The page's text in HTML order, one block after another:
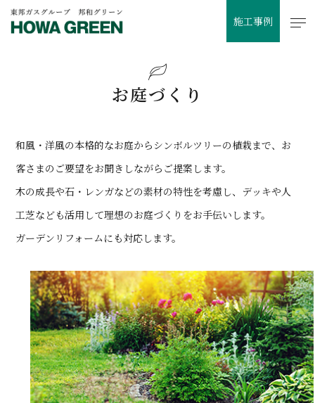
施工事例
お庭づくり
和風・洋風の本格的なお庭からシンボルツリーの植栽まで、お
客さまのご要望をお聞きしながらご提案します。
木の成長や石・レンガなどの素材の特性を考慮し、デッキや人
工芝なども活用して理想のお庭づくりをお手伝いします。
ガーデンリフォームにも対応します。